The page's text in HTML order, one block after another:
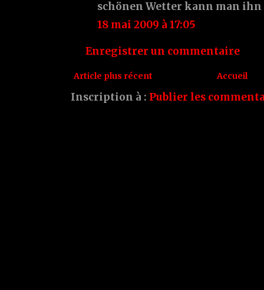
schönen Wetter kann man ihn
18 mai 2009 à 17:05
Enregistrer un commentaire
Article plus récent Accueil
Inscription à : Publier les